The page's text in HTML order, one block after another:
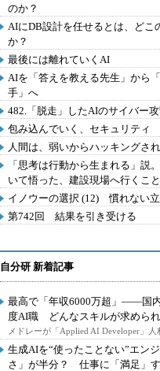
のか？
AIにDB設計を任せるとは、どこ
か？
最後には離れていくAI
AIを「答えを教える先生」から
手」へ
482.「脱走」したAIのサイバー
包み込んでいく、セキュリティ
人間は、弱いからハッキングさ
「思考は行動から生まれる」説
いて悟った、建設現場へ行くこ
イノウーの選択 (12) 慣れない
第742回 結果を引き受ける
自分研 新着記事
最高で「年収6000万超」――国
度AI職 どんなスキルが求めら
メドレーが「Applied AI Developer」人
生成AIを“使ったことない”エン
さ」が半分？ 仕事に「満足」